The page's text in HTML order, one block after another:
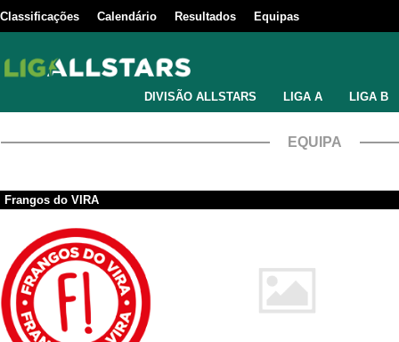
Classificações Calendário Resultados Equipas
DIVISÃO ALLSTARS LIGA A LIGA B
EQUIPA
Frangos do VIRA